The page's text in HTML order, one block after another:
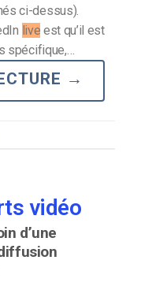
ci-dessus).
live est qu’il est
spécifique,…
→
vidéo
d’une